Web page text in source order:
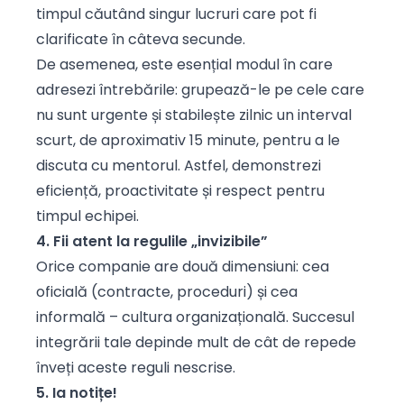
timpul căutând singur lucruri care pot fi
clarificate în câteva secunde.
De asemenea, este esențial modul în care
adresezi întrebările: grupează-le pe cele care
nu sunt urgente și stabilește zilnic un interval
scurt, de aproximativ 15 minute, pentru a le
discuta cu mentorul. Astfel, demonstrezi
eficiență, proactivitate și respect pentru
timpul echipei.
4. Fii atent la regulile „invizibile”
Orice companie are două dimensiuni: cea
oficială (contracte, proceduri) și cea
informală – cultura organizațională. Succesul
integrării tale depinde mult de cât de repede
înveți aceste reguli nescrise.
5. Ia notițe!